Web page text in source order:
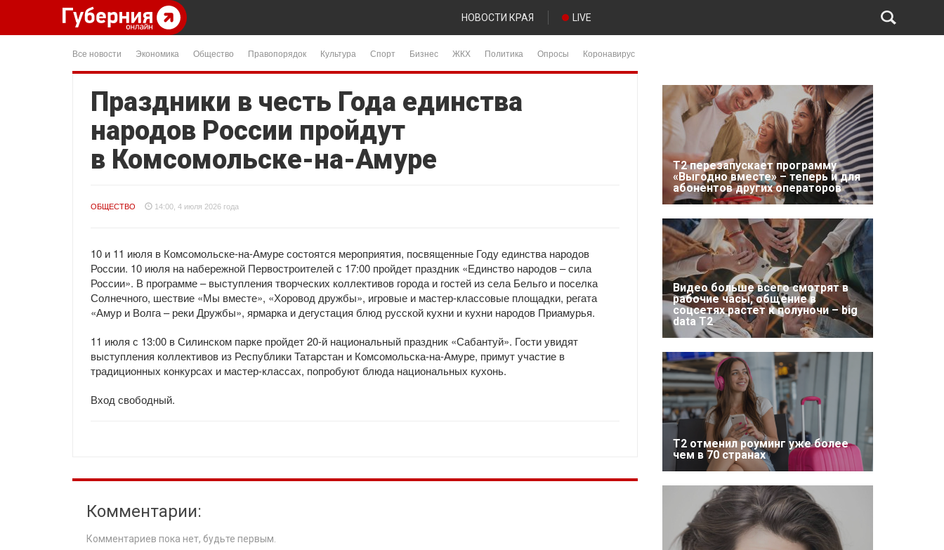
НОВОСТИ КРАЯ LIVE
Все новости Экономика Общество Правопорядок Культура Спорт Бизнес ЖКХ Политика Опросы Коронавирус
Праздники в честь Года единства
народов России пройдут
в Комсомольске-на-Амуре
ОБЩЕСТВО 14:00, 4 июля 2026 года
10 и 11 июля в Комсомольске-на-Амуре состоятся мероприятия, посвященные Году единства народов
России. 10 июля на набережной Первостроителей с 17:00 пройдет праздник «Единство народов – сила
России». В программе – выступления творческих коллективов города и гостей из села Бельго и поселка
Солнечного, шествие «Мы вместе», «Хоровод дружбы», игровые и мастер-классовые площадки, регата
«Амур и Волга – реки Дружбы», ярмарка и дегустация блюд русской кухни и кухни народов Приамурья.
11 июля с 13:00 в Силинском парке пройдет 20-й национальный праздник «Сабантуй». Гости увидят
выступления коллективов из Республики Татарстан и Комсомольска-на-Амуре, примут участие в
традиционных конкурсах и мастер-классах, попробуют блюда национальных кухонь.
Вход свободный.
Комментарии:
Комментариев пока нет, будьте первым.
Т2 перезапускает программу
«Выгодно вместе» – теперь и для
абонентов других операторов
Видео больше всего смотрят в
рабочие часы, общение в
соцсетях растет к полуночи – big
data T2
Т2 отменил роуминг уже более
чем в 70 странах